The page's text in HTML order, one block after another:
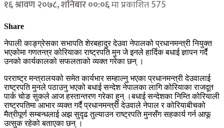
१६ श्रावण २०७८, शनिबार ००:०६मा प्रकाशित575
Share
नेपाली काङ्ग्रेसका सभापति शेरबहादुर देउवा नेपालको प्रधानमन्त्री नियुक्त
भएकोमा गणतन्त्र कोरियाका राष्ट्रपति मुन जे इनले हार्दिक बधाई ज्ञापन गर्दै
उनको कार्यकालको सफलताको व्यक्त गरेका छन् ।
परराष्ट्र मन्त्रालयको समेत कार्यभार सम्हाल्नु भएका प्रधानमन्त्री देउवालाई
राष्ट्रपति मुनले पठाउनु भएको बधाई सन्देश नेपालका लागि कोरियाका राजदूत
पार्क चोङ सुकले आज हस्तान्तरण गरेका हुन् ।बधाई सन्देशका निम्ति कोरियाली
राष्ट्रपतिमा आभार व्यक्त गर्दै प्रधानमन्त्री देउवाले नेपाल र कोरियाबीचको
मैत्रीपूर्ण सम्बन्धलाई अझ सुदृढ तुल्याउन राष्ट्रपति मुनसँग सहकार्य गर्न आफू
उत्सुक रहेको बताएका छन् ।